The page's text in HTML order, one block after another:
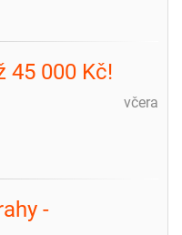
45 000 Kč!
včera
-